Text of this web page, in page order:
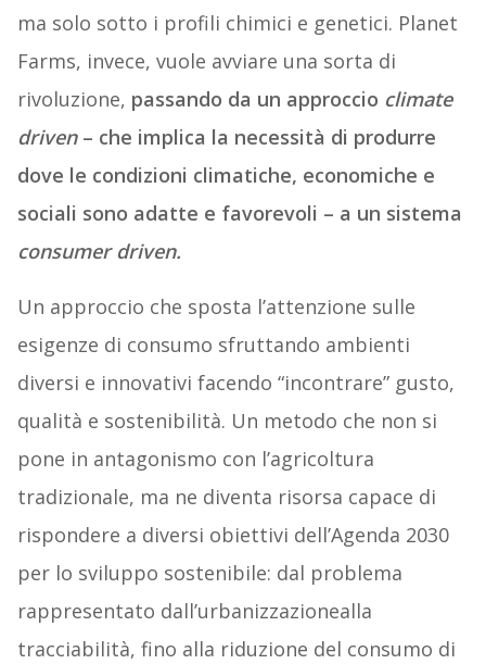
ma solo sotto i profili chimici e genetici. Planet
Farms, invece, vuole avviare una sorta di
rivoluzione, passando da un approccio climate
driven – che implica la necessità di produrre
dove le condizioni climatiche, economiche e
sociali sono adatte e favorevoli – a un sistema
consumer driven.
Un approccio che sposta l’attenzione sulle
esigenze di consumo sfruttando ambienti
diversi e innovativi facendo “incontrare” gusto,
qualità e sostenibilità. Un metodo che non si
pone in antagonismo con l’agricoltura
tradizionale, ma ne diventa risorsa capace di
rispondere a diversi obiettivi dell’Agenda 2030
per lo sviluppo sostenibile: dal problema
rappresentato dall’urbanizzazionealla
tracciabilità, fino alla riduzione del consumo di